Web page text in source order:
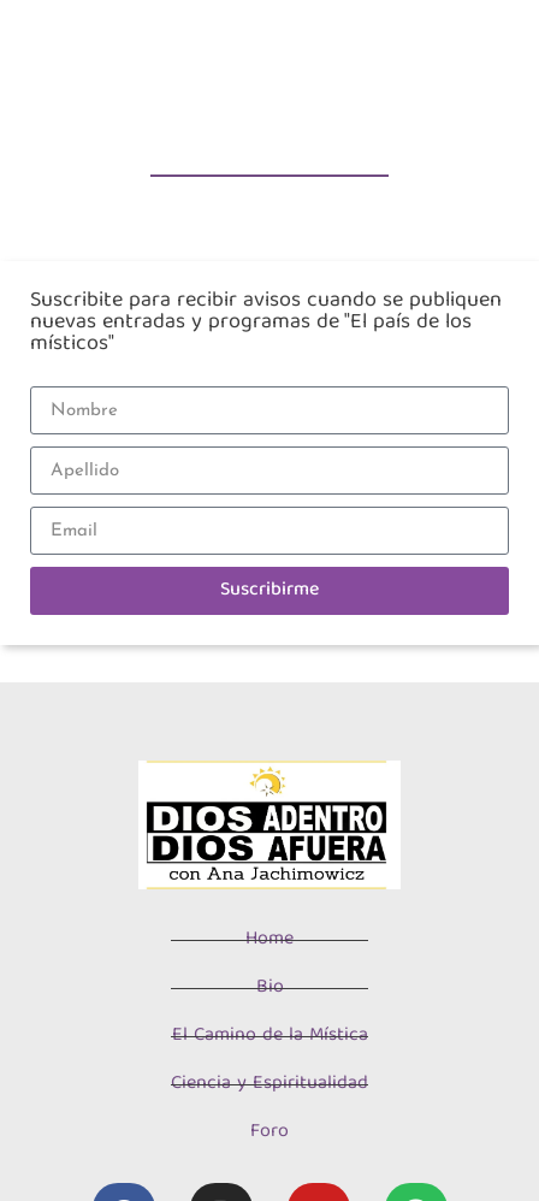
Suscribite para recibir avisos cuando se publiquen
nuevas entradas y programas de "El país de los
místicos"
Suscribirme
Home
Bio
El Camino de la Mística
Ciencia y Espiritualidad
Foro